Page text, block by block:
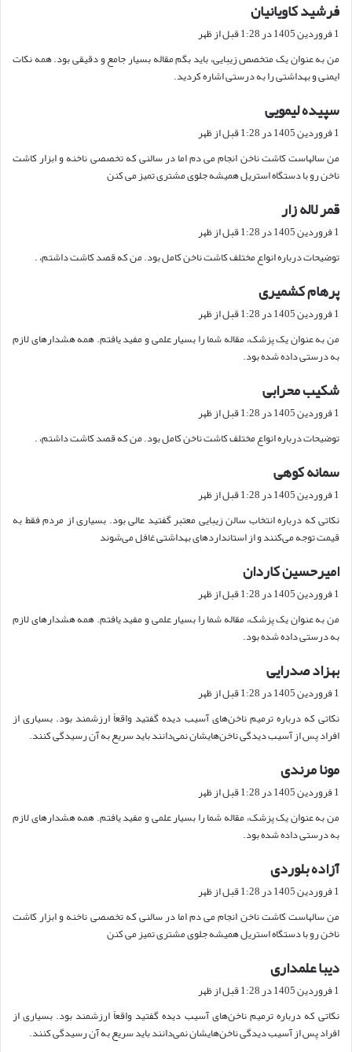
فرشید کاویانیان
ف
:
1 فروردین 1405 در 1:28 قبل از ظهر
من به عنوان یک متخصص زیبایی، باید بگم مقاله بسیار جامع و دقیقی بود. همه نکات
ایمنی و بهداشتی را به درستی اشاره کردید.
سپیده لیمویی
ت
:
1 فروردین 1405 در 1:28 قبل از ظهر
من سالهاست کاشت ناخن انجام می دم اما در سالنی که تخصصی ناخنه و ابزار کاشت
ناخن رو با دستگاه استریل همیشه جلوی مشتری تمیز می کنن
قمر لاله زار
:
1 فروردین 1405 در 1:28 قبل از ظهر
توضیحات درباره انواع مختلف کاشت ناخن کامل بود. من که قصد کاشت داشتم، .
پرهام کشمیری
ف
:
1 فروردین 1405 در 1:28 قبل از ظهر
من به عنوان یک پزشک، مقاله شما را بسیار علمی و مفید یافتم. همه هشدارهای لازم
به درستی داده شده بود.
شکیب محرابی
ف
ت
:
1 فروردین 1405 در 1:28 قبل از ظهر
توضیحات درباره انواع مختلف کاشت ناخن کامل بود. من که قصد کاشت داشتم، .
سمانه کوهی
ت
:
1 فروردین 1405 در 1:28 قبل از ظهر
نکاتی که درباره انتخاب سالن زیبایی معتبر گفتید عالی بود. بسیاری از مردم فقط به
قیمت توجه می‌کنند و از استانداردهای بهداشتی غافل می‌شوند
امیرحسین کاردان
ف
:
1 فروردین 1405 در 1:28 قبل از ظهر
من به عنوان یک پزشک، مقاله شما را بسیار علمی و مفید یافتم. همه هشدارهای لازم
به درستی داده شده بود.
بهزاد صدرایی
ت
:
1 فروردین 1405 در 1:28 قبل از ظهر
نکاتی که درباره ترمیم ناخن‌های آسیب دیده گفتید واقعاً ارزشمند بود. بسیاری از
افراد پس از آسیب دیدگی ناخن‌هایشان نمی‌دانند باید سریع به آن رسیدگی کنند.
مونا مرندی
ف
:
1 فروردین 1405 در 1:28 قبل از ظهر
من به عنوان یک پزشک، مقاله شما را بسیار علمی و مفید یافتم. همه هشدارهای لازم
به درستی داده شده بود.
آزاده بلوردی
ت
:
1 فروردین 1405 در 1:28 قبل از ظهر
من سالهاست کاشت ناخن انجام می دم اما در سالنی که تخصصی ناخنه و ابزار کاشت
ناخن رو با دستگاه استریل همیشه جلوی مشتری تمیز می کنن
دیبا علمداری
ت
:
1 فروردین 1405 در 1:28 قبل از ظهر
نکاتی که درباره ترمیم ناخن‌های آسیب دیده گفتید واقعاً ارزشمند بود. بسیاری از
افراد پس از آسیب دیدگی ناخن‌هایشان نمی‌دانند باید سریع به آن رسیدگی کنند.